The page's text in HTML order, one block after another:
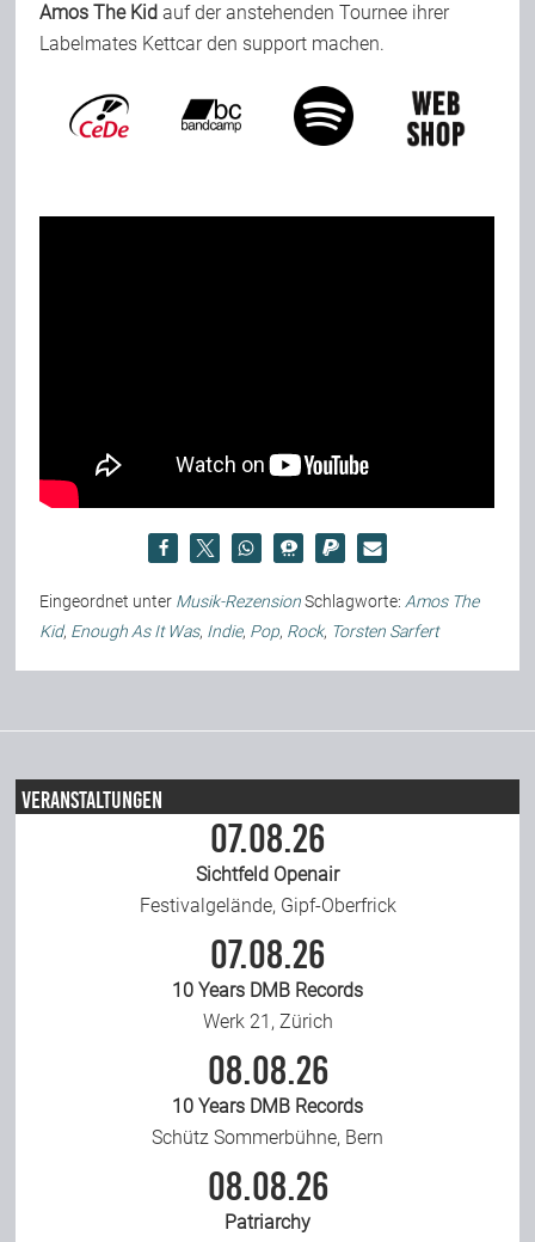
Amos The Kid auf der anstehenden Tournee ihrer
Labelmates Kettcar den support machen.
Eingeordnet unter Musik-Rezension Schlagworte: Amos The
Kid, Enough As It Was, Indie, Pop, Rock, Torsten Sarfert
Veranstaltungen
07.08.26
Sichtfeld Openair
Festivalgelände, Gipf-Oberfrick
07.08.26
10 Years DMB Records
Werk 21, Zürich
08.08.26
10 Years DMB Records
Schütz Sommerbühne, Bern
08.08.26
Patriarchy